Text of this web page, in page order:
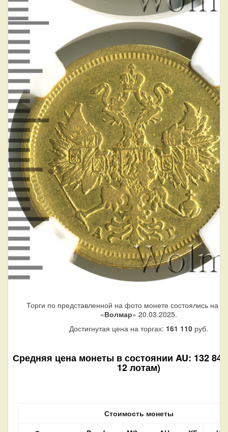
Торги по представленной на фото монете состоялись на
«Волмар» 20.03.2025.
Достигнутая цена на торгах: 161 110 руб.
Средняя цена монеты в состоянии AU: 132
12 лотам)
Стоимость монеты